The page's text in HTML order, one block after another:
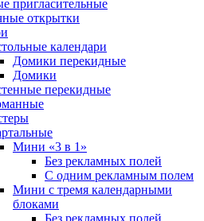
пригласительные
открытки
календари
Домики перекидные
Домики
перекидные
Мини «3 в 1»
Без рекламных полей
С одним рекламным полем
Мини с тремя календарными
блоками
Без рекламных полей